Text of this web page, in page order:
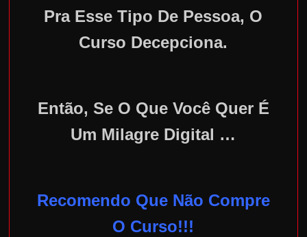
Pra Esse Tipo De Pessoa, O
Curso Decepciona.
Então, Se O Que Você Quer É
Um Milagre Digital …
Recomendo Que Não Compre
O Curso!!!